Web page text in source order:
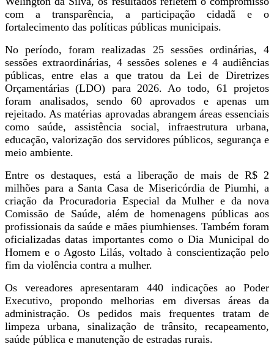
com a transparência, a participação cidadã e o
fortalecimento das políticas públicas municipais.
No período, foram realizadas 25 sessões ordinárias, 4
sessões extraordinárias, 4 sessões solenes e 4 audiências
públicas, entre elas a que tratou da Lei de Diretrizes
Orçamentárias (LDO) para 2026. Ao todo, 61 projetos
foram analisados, sendo 60 aprovados e apenas um
rejeitado. As matérias aprovadas abrangem áreas essenciais
como saúde, assistência social, infraestrutura urbana,
educação, valorização dos servidores públicos, segurança e
meio ambiente.
Entre os destaques, está a liberação de mais de R$ 2
milhões para a Santa Casa de Misericórdia de Piumhi, a
criação da Procuradoria Especial da Mulher e da nova
Comissão de Saúde, além de homenagens públicas aos
profissionais da saúde e mães piumhienses. Também foram
oficializadas datas importantes como o Dia Municipal do
Homem e o Agosto Lilás, voltado à conscientização pelo
fim da violência contra a mulher.
Os vereadores apresentaram 440 indicações ao Poder
Executivo, propondo melhorias em diversas áreas da
administração. Os pedidos mais frequentes tratam de
limpeza urbana, sinalização de trânsito, recapeamento,
saúde pública e manutenção de estradas rurais.